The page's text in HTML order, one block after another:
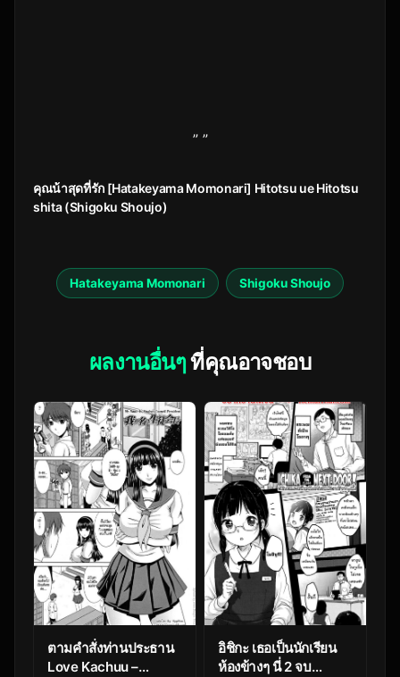
” ”
คุณน้าสุดที่รัก [Hatakeyama Momonari] Hitotsu ue Hitotsu
shita (Shigoku Shoujo)
Hatakeyama Momonari Shigoku Shoujo
ผลงานอื่นๆที่คุณอาจชอบ
ตามคำสั่งท่านประธาน
Love Kachuu –
อิชิกะ เธอเป็นนักเรียน
ห้องข้างๆ นี่ 2 จบ